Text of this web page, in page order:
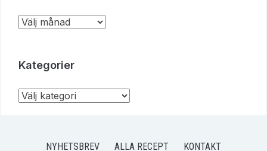
Kategorier
NYHETSBREV ALLA RECEPT KONTAKT